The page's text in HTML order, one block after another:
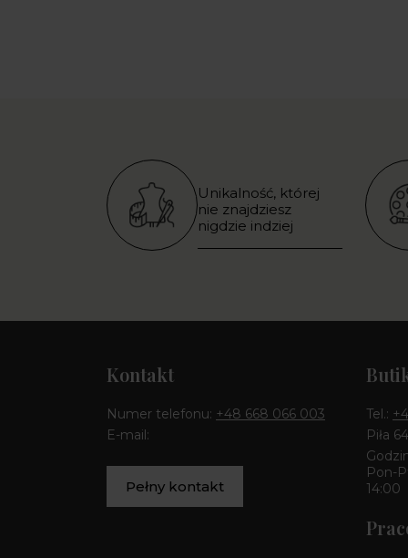
Unikalność, której
nie znajdziesz
nigdzie indziej
Kontakt
Numer telefonu: +48 668 066 003
E-mail:
Pełny kontakt
Tel.:
Piła
Pon-
14:00